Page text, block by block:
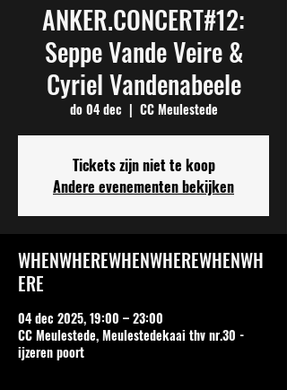
ANKER.CONCERT#12:
Seppe Vande Veire &
Cyriel Vandenabeele
do 04 dec
  |
CC Meulestede
Tickets zijn niet te koop
Andere evenementen bekijken
WHENWHEREWHENWHEREWHENWH
ERE
04 dec 2025, 19:00 – 23:00
CC Meulestede, Meulestedekaai thv nr.30 -
ijzeren poort